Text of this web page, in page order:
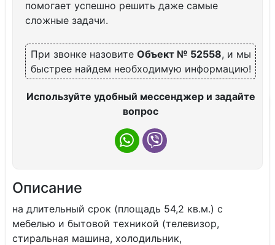
помогает успешно решить даже самые
сложные задачи.
При звонке назовите Объект № 52558, и мы
быстрее найдем необходимую информацию!
Используйте удобный мессенджер и задайте
вопрос
Описание
на длительный срок (площадь 54,2 кв.м.) с
мебелью и бытовой техникой (телевизор,
стиральная машина, холодильник,